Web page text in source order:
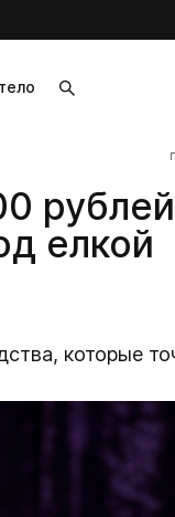
тело
елкой
которые